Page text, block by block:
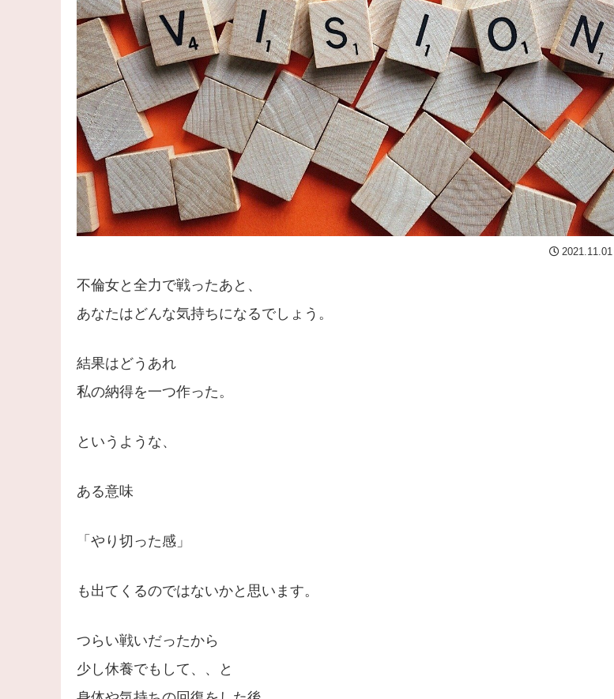
2021.11.01
不倫女と全力で戦ったあと、
あなたはどんな気持ちになるでしょう。
結果はどうあれ
私の納得を一つ作った。
というような、
ある意味
「やり切った感」
も出てくるのではないかと思います。
つらい戦いだったから
少し休養でもして、、と